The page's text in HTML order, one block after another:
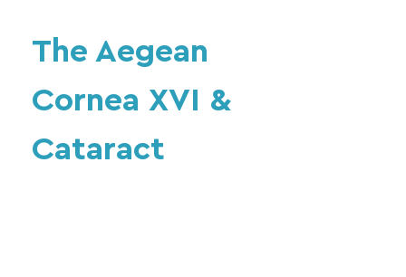
The Aegean
Cornea XVI &
Cataract